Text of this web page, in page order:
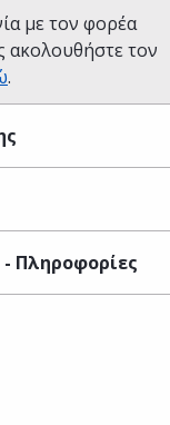
με τον φορέα
ακολουθήστε τον
.
Πληροφορίες